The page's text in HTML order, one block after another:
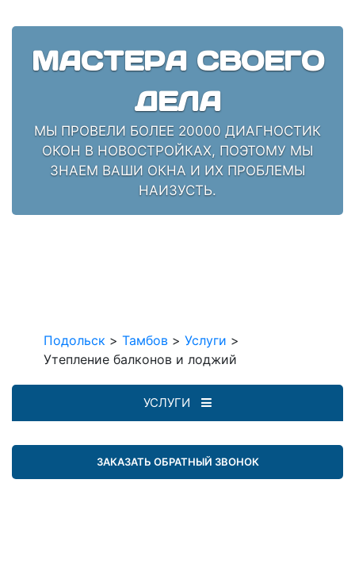
МАСТЕРА СВОЕГО
ДЕЛА
МЫ ПРОВЕЛИ БОЛЕЕ 20000 ДИАГНОСТИК
ОКОН В НОВОСТРОЙКАХ, ПОЭТОМУ МЫ
ЗНАЕМ ВАШИ ОКНА И ИХ ПРОБЛЕМЫ
НАИЗУСТЬ.
Подольск > Тамбов > Услуги >
Утепление балконов и лоджий
УСЛУГИ
ЗАКАЗАТЬ ОБРАТНЫЙ ЗВОНОК